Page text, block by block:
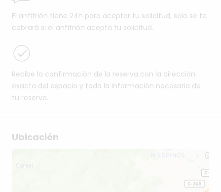
El anfitrión tiene 24h para aceptar tu solicitud, solo se te
cobrará si el anfitrión acepta tu solicitud.
Recibe la confirmación de la reserva con la dirección
exacta del espacio y toda la información necesaria de
tu reserva.
Ubicación